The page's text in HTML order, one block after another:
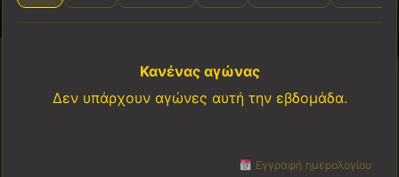
Κανένας αγώνας
Δεν υπάρχουν αγώνες αυτή την εβδομάδα.
Εγγραφή ημερολογίου